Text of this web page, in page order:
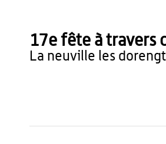
André Blanchard
17e fête à travers
la neuville les dorengt